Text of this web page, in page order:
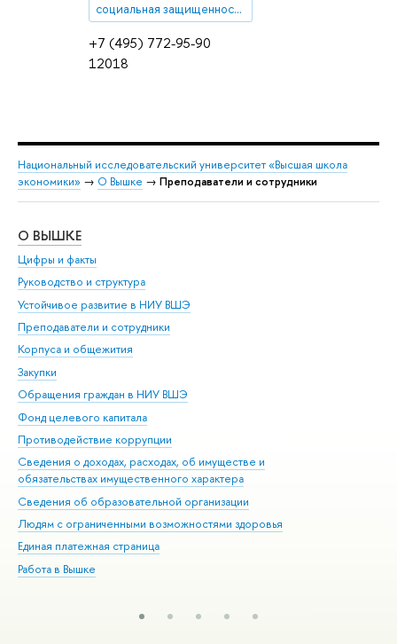
+7 (495) 772-95-90
12018
социальная защищенность
Национальный исследовательский университет «Высшая школа
экономики» → О Вышке → Преподаватели и сотрудники
О ВЫШКЕ
Цифры и факты
Руководство и структура
Устойчивое развитие в НИУ ВШЭ
Преподаватели и сотрудники
Корпуса и общежития
Закупки
Обращения граждан в НИУ ВШЭ
Фонд целевого капитала
Противодействие коррупции
Сведения о доходах, расходах, об имуществе и
обязательствах имущественного характера
Сведения об образовательной организации
Людям с ограниченными возможностями здоровья
Единая платежная страница
Работа в Вышке